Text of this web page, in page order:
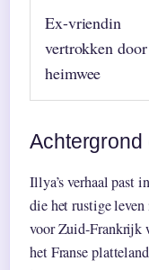
Ex-vriendin
vertrokken door
heimwee
Achtergrond
Illya’s verhaal past
die het rustige
voor Zuid-Frankrijk
het Franse